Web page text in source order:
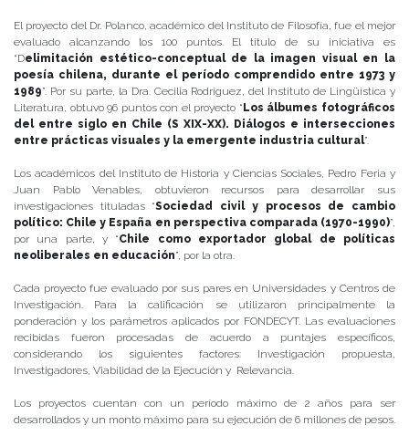
El proyecto del Dr. Polanco, académico del Instituto de Filosofía, fue el mejor
evaluado alcanzando los 100 puntos. El título de su iniciativa es
“Delimitación estético-conceptual de la imagen visual en la
poesía chilena, durante el período comprendido entre 1973 y
1989”. Por su parte, la Dra. Cecilia Rodríguez, del Instituto de Lingüística y
Literatura, obtuvo 96 puntos con el proyecto “Los álbumes fotográficos
del entre siglo en Chile (S XIX-XX). Diálogos e intersecciones
entre prácticas visuales y la emergente industria cultural”.
Los académicos del Instituto de Historia y Ciencias Sociales, Pedro Feria y
Juan Pablo Venables, obtuvieron recursos para desarrollar sus
investigaciones tituladas “Sociedad civil y procesos de cambio
político: Chile y España en perspectiva comparada (1970-1990)”,
por una parte, y “Chile como exportador global de políticas
neoliberales en educación”, por la otra.
Cada proyecto fue evaluado por sus pares en Universidades y Centros de
Investigación. Para la calificación se utilizaron principalmente la
ponderación y los parámetros aplicados por FONDECYT. Las evaluaciones
recibidas fueron procesadas de acuerdo a puntajes específicos,
considerando los siguientes factores: Investigación propuesta,
Investigadores, Viabilidad de la Ejecución y Relevancia.
Los proyectos cuentan con un período máximo de 2 años para ser
desarrollados y un monto máximo para su ejecución de 6 millones de pesos.